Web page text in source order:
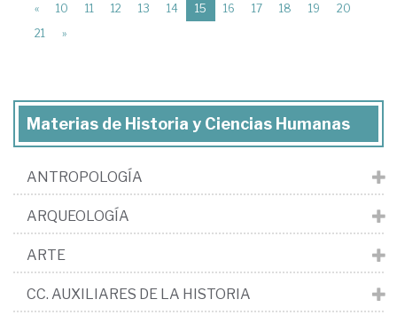
« 10 11 12 13 14 15 (current)
16 17 18 19
20
21
»
Materias de Historia y Ciencias Humanas
ANTROPOLOGÍA
ARQUEOLOGÍA
ARTE
CC. AUXILIARES DE LA HISTORIA